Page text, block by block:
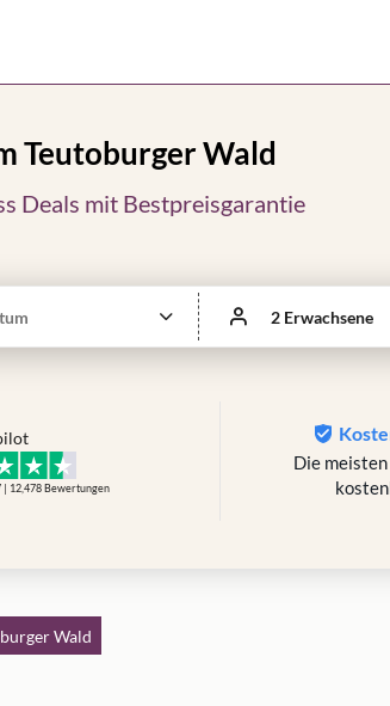
Teutoburger Wald
Deals mit Bestpreisgarantie
2 Erwachsene
| 12,478Bewertungen
Die
Wald